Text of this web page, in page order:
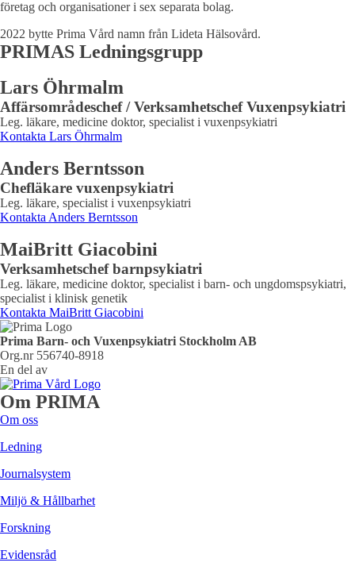
företag och organisationer i sex separata bolag.
2022 bytte Prima Vård namn från Lideta Hälsovård.
PRIMAS Ledningsgrupp
Lars Öhrmalm
Affärsområdeschef / Verksamhetschef Vuxenpsykiatri
Leg. läkare, medicine doktor, specialist i vuxenpsykiatri
Kontakta Lars Öhrmalm
Anders Berntsson
Chefläkare vuxenpsykiatri
Leg. läkare, specialist i vuxenpsykiatri
Kontakta Anders Berntsson
MaiBritt Giacobini
Verksamhetschef barnpsykiatri
Leg. läkare, medicine doktor, specialist i barn- och ungdomspsykiatri,
specialist i klinisk genetik
Kontakta MaiBritt Giacobini
Prima Barn- och Vuxenpsykiatri Stockholm AB
Org.nr 556740-8918
En del av
Om PRIMA
Om oss
Ledning
Journalsystem
Miljö & Hållbarhet
Forskning
Evidensråd